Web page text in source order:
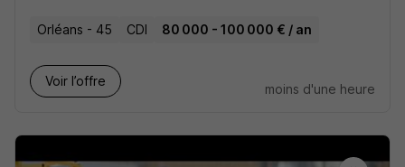
Orléans - 45 CDI 80 000 - 100 000 € / an
Voir l’offre
moins d'une heure